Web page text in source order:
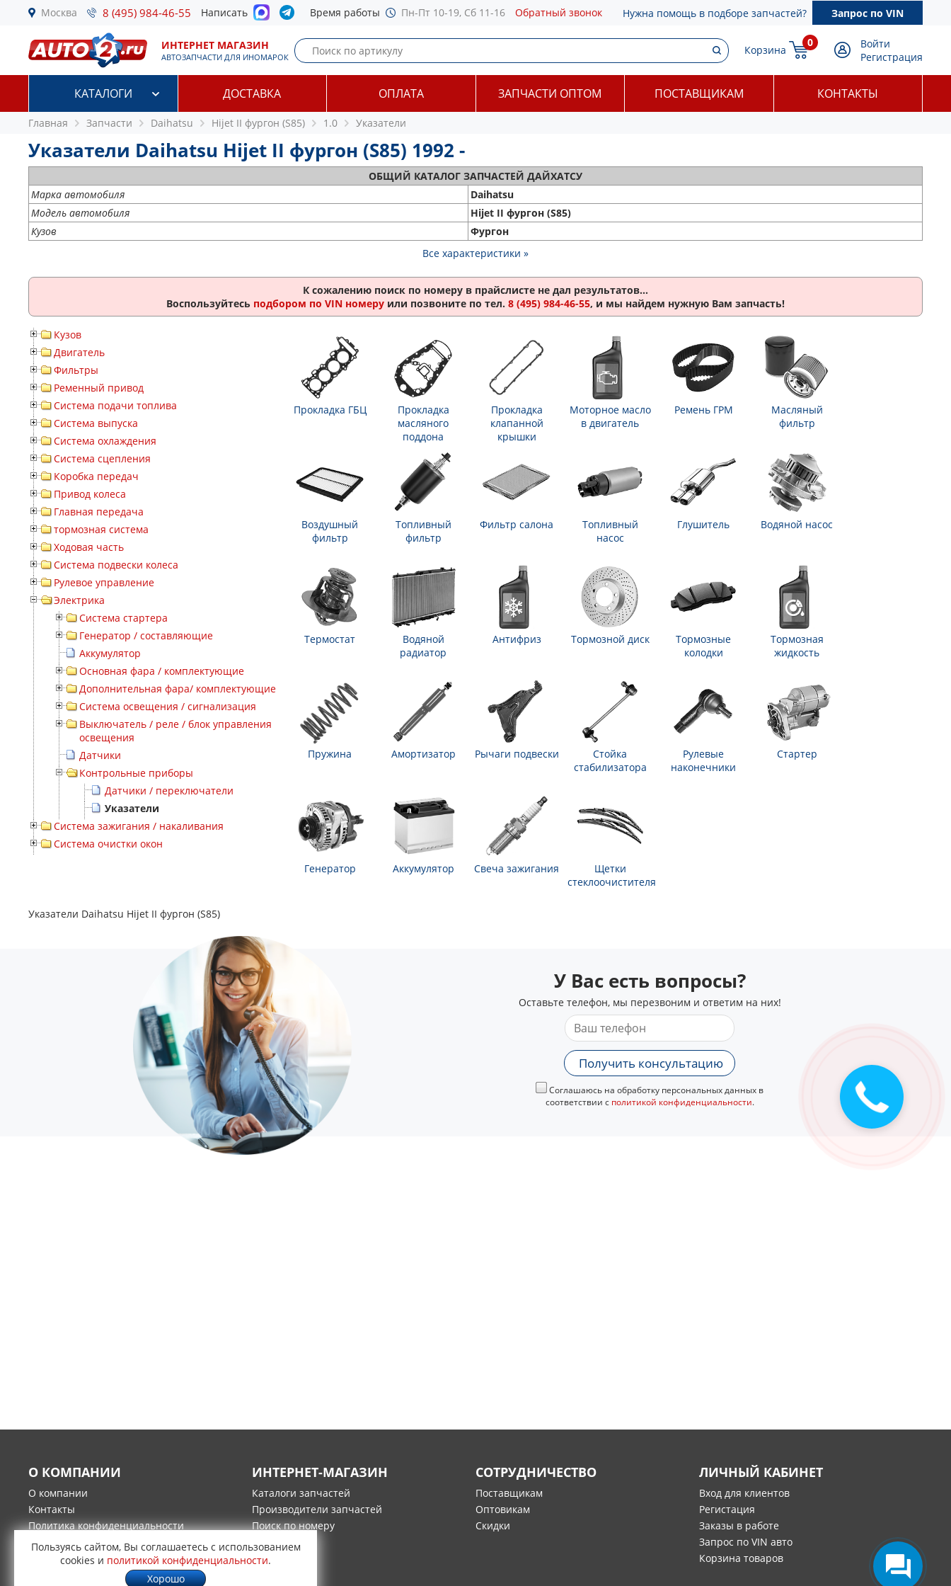
Москва 8 (495) 984-46-55 Написать Время работы Пн-Пт 10-19, Сб 11-16 Обратный звонок Нужна помощь в подборе запчастей? Запрос по VIN
ИНТЕРНЕТ МАГАЗИН
АВТОЗАПЧАСТИ ДЛЯ ИНОМАРОК
Корзина
0
Войти
Регистрация
КАТАЛОГИ ДОСТАВКА ОПЛАТА ЗАПЧАСТИ ОПТОМ ПОСТАВЩИКАМ КОНТАКТЫ
Главная Запчасти Daihatsu Hijet II фургон (S85) 1.0 Указатели
Указатели Daihatsu Hijet II фургон (S85) 1992 -
ОБЩИЙ КАТАЛОГ ЗАПЧАСТЕЙ ДАЙХАТСУ
Марка автомобиля
Daihatsu
Модель автомобиля
Hijet II фургон (S85)
Кузов
Фургон
Все характеристики »
К сожалению поиск по номеру в прайслисте не дал результатов...
Воспользуйтесь подбором по VIN номеру или позвоните по тел. 8 (495) 984-46-55, и мы найдем нужную Вам запчасть!
Кузов
Двигатель
Фильтры
Ременный привод
Система подачи топлива
Система выпуска
Система охлаждения
Система сцепления
Коробка передач
Привод колеса
Главная передача
тормозная система
Ходовая часть
Система подвески колеса
Рулевое управление
Электрика
Система стартера
Генератор / составляющие
Аккумулятор
Основная фара / комплектующие
Дополнительная фара/ комплектующие
Система освещения / сигнализация
Выключатель / реле / блок управления
освещения
Датчики
Контрольные приборы
Датчики / переключатели
Указатели
Система зажигания / накаливания
Система очистки окон
Прокладка ГБЦ
Прокладка
масляного
поддона
Прокладка
клапанной
крышки
Моторное масло
в двигатель
Ремень ГРМ
Масляный
фильтр
Воздушный
фильтр
Топливный
фильтр
Фильтр салона
Топливный
насос
Глушитель Водяной насос
Термостат
Водяной
радиатор
Антифриз Тормозной диск
Тормозные
колодки
Тормозная
жидкость
Пружина Амортизатор Рычаги подвески
Стойка
стабилизатора
Рулевые
наконечники
Стартер
Генератор Аккумулятор Свеча зажигания
Щетки
стеклоочистителя
Указатели Daihatsu Hijet II фургон (S85)
У Вас есть вопросы?
Оставьте телефон, мы перезвоним и ответим на них!
Получить консультацию
Соглашаюсь на обработку персональных данных в
соответствии с политикой конфиденциальности.
О КОМПАНИИ
О компании
Контакты
Политика конфиденциальности
Гарантия и возврат товара
ИНТЕРНЕТ-МАГАЗИН
Каталоги запчастей
Производители запчастей
Поиск по номеру
Оплата
Доставка
СОТРУДНИЧЕСТВО
Поставщикам
Оптовикам
Скидки
ЛИЧНЫЙ КАБИНЕТ
Вход для клиентов
Регистация
Заказы в работе
Запрос по VIN авто
Корзина товаров
Пользуясь сайтом, Вы соглашаетесь с использованием
cookies и политикой конфиденциальности.
Хорошо